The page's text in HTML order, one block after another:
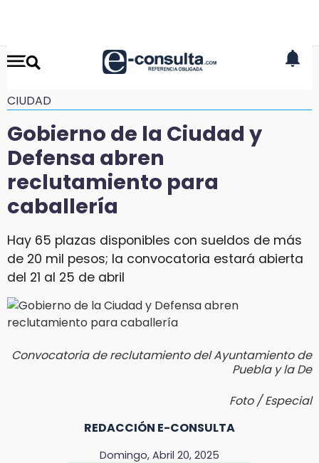
CIUDAD
Gobierno de la Ciudad y
Defensa abren
reclutamiento para
caballería
Hay 65 plazas disponibles con sueldos de más
de 20 mil pesos; la convocatoria estará abierta
del 21 al 25 de abril
Convocatoria de reclutamiento del Ayuntamiento de
Puebla y la De
Foto / Especial
REDACCIÓN E-CONSULTA
Domingo, Abril 20, 2025